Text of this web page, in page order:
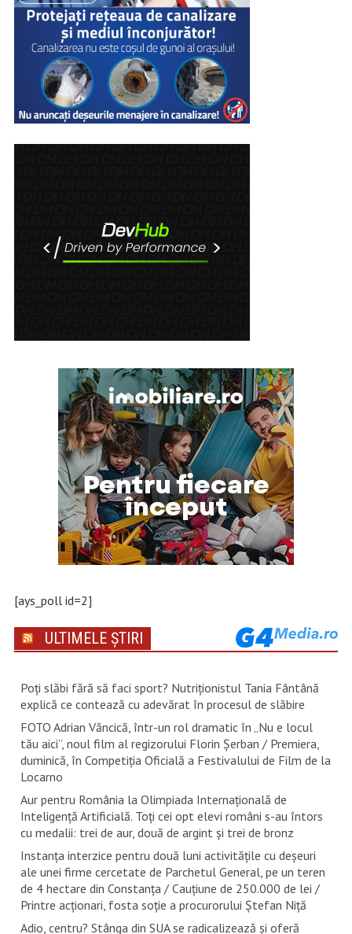
[ays_poll id=2]
ULTIMELE ȘTIRI
Poți slăbi fără să faci sport? Nutriționistul Tania Fântână
explică ce contează cu adevărat în procesul de slăbire
FOTO Adrian Văncică, într-un rol dramatic în „Nu e locul
tău aici”, noul film al regizorului Florin Șerban / Premiera,
duminică, în Competiția Oficială a Festivalului de Film de la
Locarno
Aur pentru România la Olimpiada Internațională de
Inteligență Artificială. Toți cei opt elevi români s-au întors
cu medalii: trei de aur, două de argint și trei de bronz
Instanța interzice pentru două luni activitățile cu deșeuri
ale unei firme cercetate de Parchetul General, pe un teren
de 4 hectare din Constanța / Cauțiune de 250.000 de lei /
Printre acționari, fosta soție a procurorului Ștefan Niță
Adio, centru? Stânga din SUA se radicalizează și oferă